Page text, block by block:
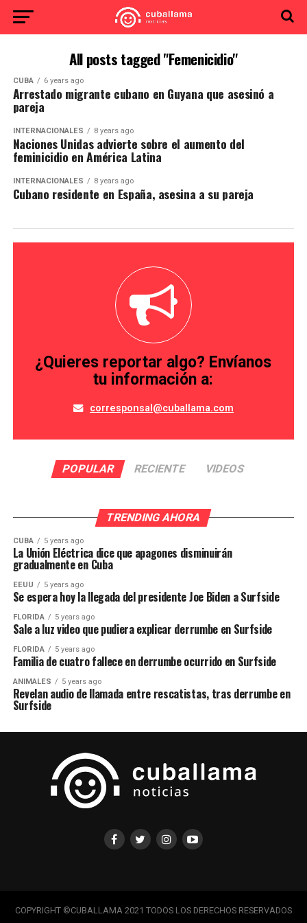
All posts tagged "Femenicidio"
CUBA 6 years ago
Arrestado migrante cubano en Guyana que asesinó a
pareja
INTERNACIONALES 8 years ago
Naciones Unidas advierte sobre el aumento del
feminicidio en América Latina
INTERNACIONALES 8 years ago
Cubano residente en España, asesina a su pareja
¿Quieres reportar algo? Envíanos
tu información a:
corresponsal@cuballama.com
POPULAR RECIENTE VIDEOS
TRENDING AHORA
CUBA 5 years ago
La Unión Eléctrica dice que apagones disminuirán
gradualmente en Cuba
EEUU 5 years ago
Se espera hoy la llegada del presidente Joe Biden a Surfside
FLORIDA 5 years ago
Sale a luz video que pudiera explicar derrumbe en Surfside
FLORIDA 5 years ago
Familia de cuatro fallece en derrumbe ocurrido en Surfside
ANIMALES 5 years ago
Revelan audio de llamada entre rescatistas, tras derrumbe en
Surfside
COPYRIGHT ©CUBALLAMA 2021 TODOS LOS DERECHOS RESERVADOS